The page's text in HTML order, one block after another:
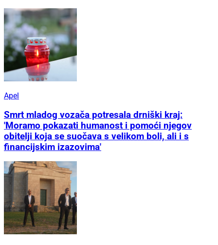
Apel
Smrt mladog vozača potresala drniški kraj:
'Moramo pokazati humanost i pomoći njegov
obitelji koja se suočava s velikom boli, ali i s
financijskim izazovima'